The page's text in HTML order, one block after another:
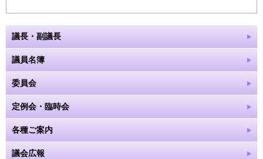
議長・副議長
議員名簿
委員会
定例会・臨時会
各種ご案内
議会広報